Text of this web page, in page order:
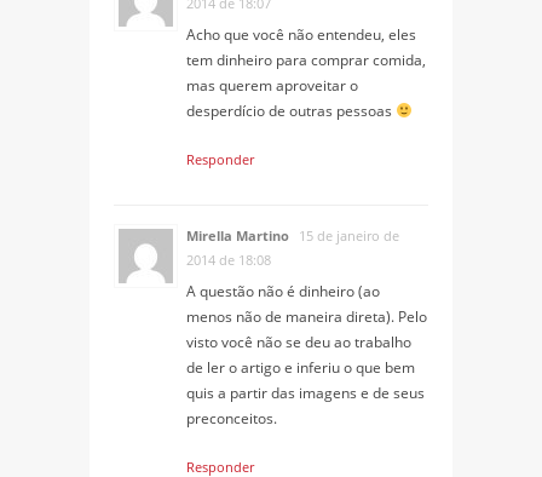
Acho que você não entendeu, eles
tem dinheiro para comprar comida,
mas querem aproveitar o
desperdício de outras pessoas
Responder
Mirella Martino 15 de janeiro de
2014 de 18:08
A questão não é dinheiro (ao
menos não de maneira direta). Pelo
visto você não se deu ao trabalho
de ler o artigo e inferiu o que bem
quis a partir das imagens e de seus
preconceitos.
Responder